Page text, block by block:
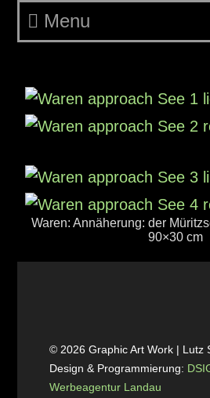
Menu
Waren: Annäherung: der
90×30 cm
© 2026 Graphic Art Work | Lutz
Design & Programmierung:
Werbeagentur Landau